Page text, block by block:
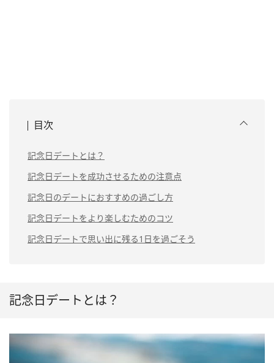
目次
記念日デートとは？
記念日デートを成功させるための注意点
記念日のデートにおすすめの過ごし方
記念日デートをより楽しむためのコツ
記念日デートで思い出に残る1日を過ごそう
記念日デートとは？